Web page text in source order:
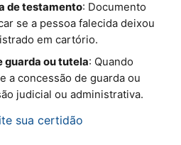
de testamento: Documento
se a pessoa falecida deixou
em cartório.
guarda ou tutela: Quando
a concessão de guarda ou
judicial ou administrativa.